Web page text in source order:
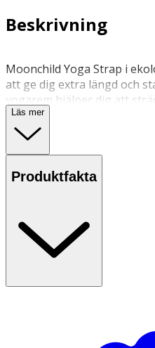
Beskrivning
Moonchild Yoga Strap i
att ge dig extra längd och
yogarem hjälper dig att
och hitta bättre alignment i
studion. Tillverkad i 100 %
som gör det enkelt att
Oavsett om du vill fördjupa
perfekta redskapet för att
Egenskaper: Extra längd
Mjukt och hållbart
bomull Designad i Danmark
Handtvätt. Låt lufttorka helt
Läs mer
Produktfakta